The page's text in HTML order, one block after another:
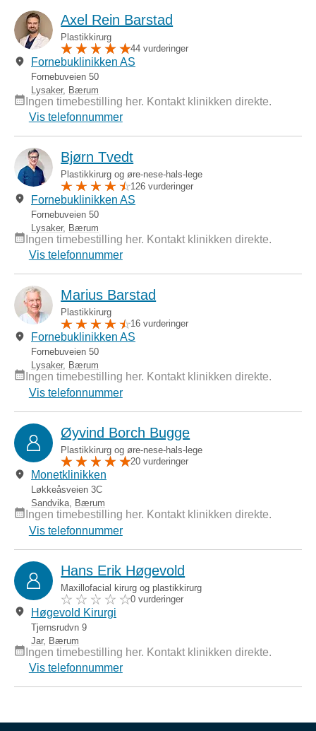
Axel Rein Barstad
Plastikkirurg
44 vurderinger
Fornebuklinikken AS
Fornebuveien 50
Lysaker, Bærum
Ingen timebestilling her. Kontakt klinikken direkte.
Vis telefonnummer
Bjørn Tvedt
Plastikkirurg og øre-nese-hals-lege
126 vurderinger
Fornebuklinikken AS
Fornebuveien 50
Lysaker, Bærum
Ingen timebestilling her. Kontakt klinikken direkte.
Vis telefonnummer
Marius Barstad
Plastikkirurg
16 vurderinger
Fornebuklinikken AS
Fornebuveien 50
Lysaker, Bærum
Ingen timebestilling her. Kontakt klinikken direkte.
Vis telefonnummer
Øyvind Borch Bugge
Plastikkirurg og øre-nese-hals-lege
20 vurderinger
Monetklinikken
Løkkeåsveien 3C
Sandvika, Bærum
Ingen timebestilling her. Kontakt klinikken direkte.
Vis telefonnummer
Hans Erik Høgevold
Maxillofacial kirurg og plastikkirurg
0 vurderinger
Høgevold Kirurgi
Tjernsrudvn 9
Jar, Bærum
Ingen timebestilling her. Kontakt klinikken direkte.
Vis telefonnummer